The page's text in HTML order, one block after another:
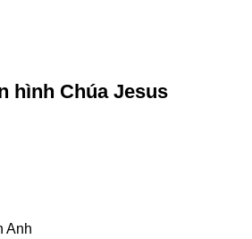
hình Chúa Jesus
Anh